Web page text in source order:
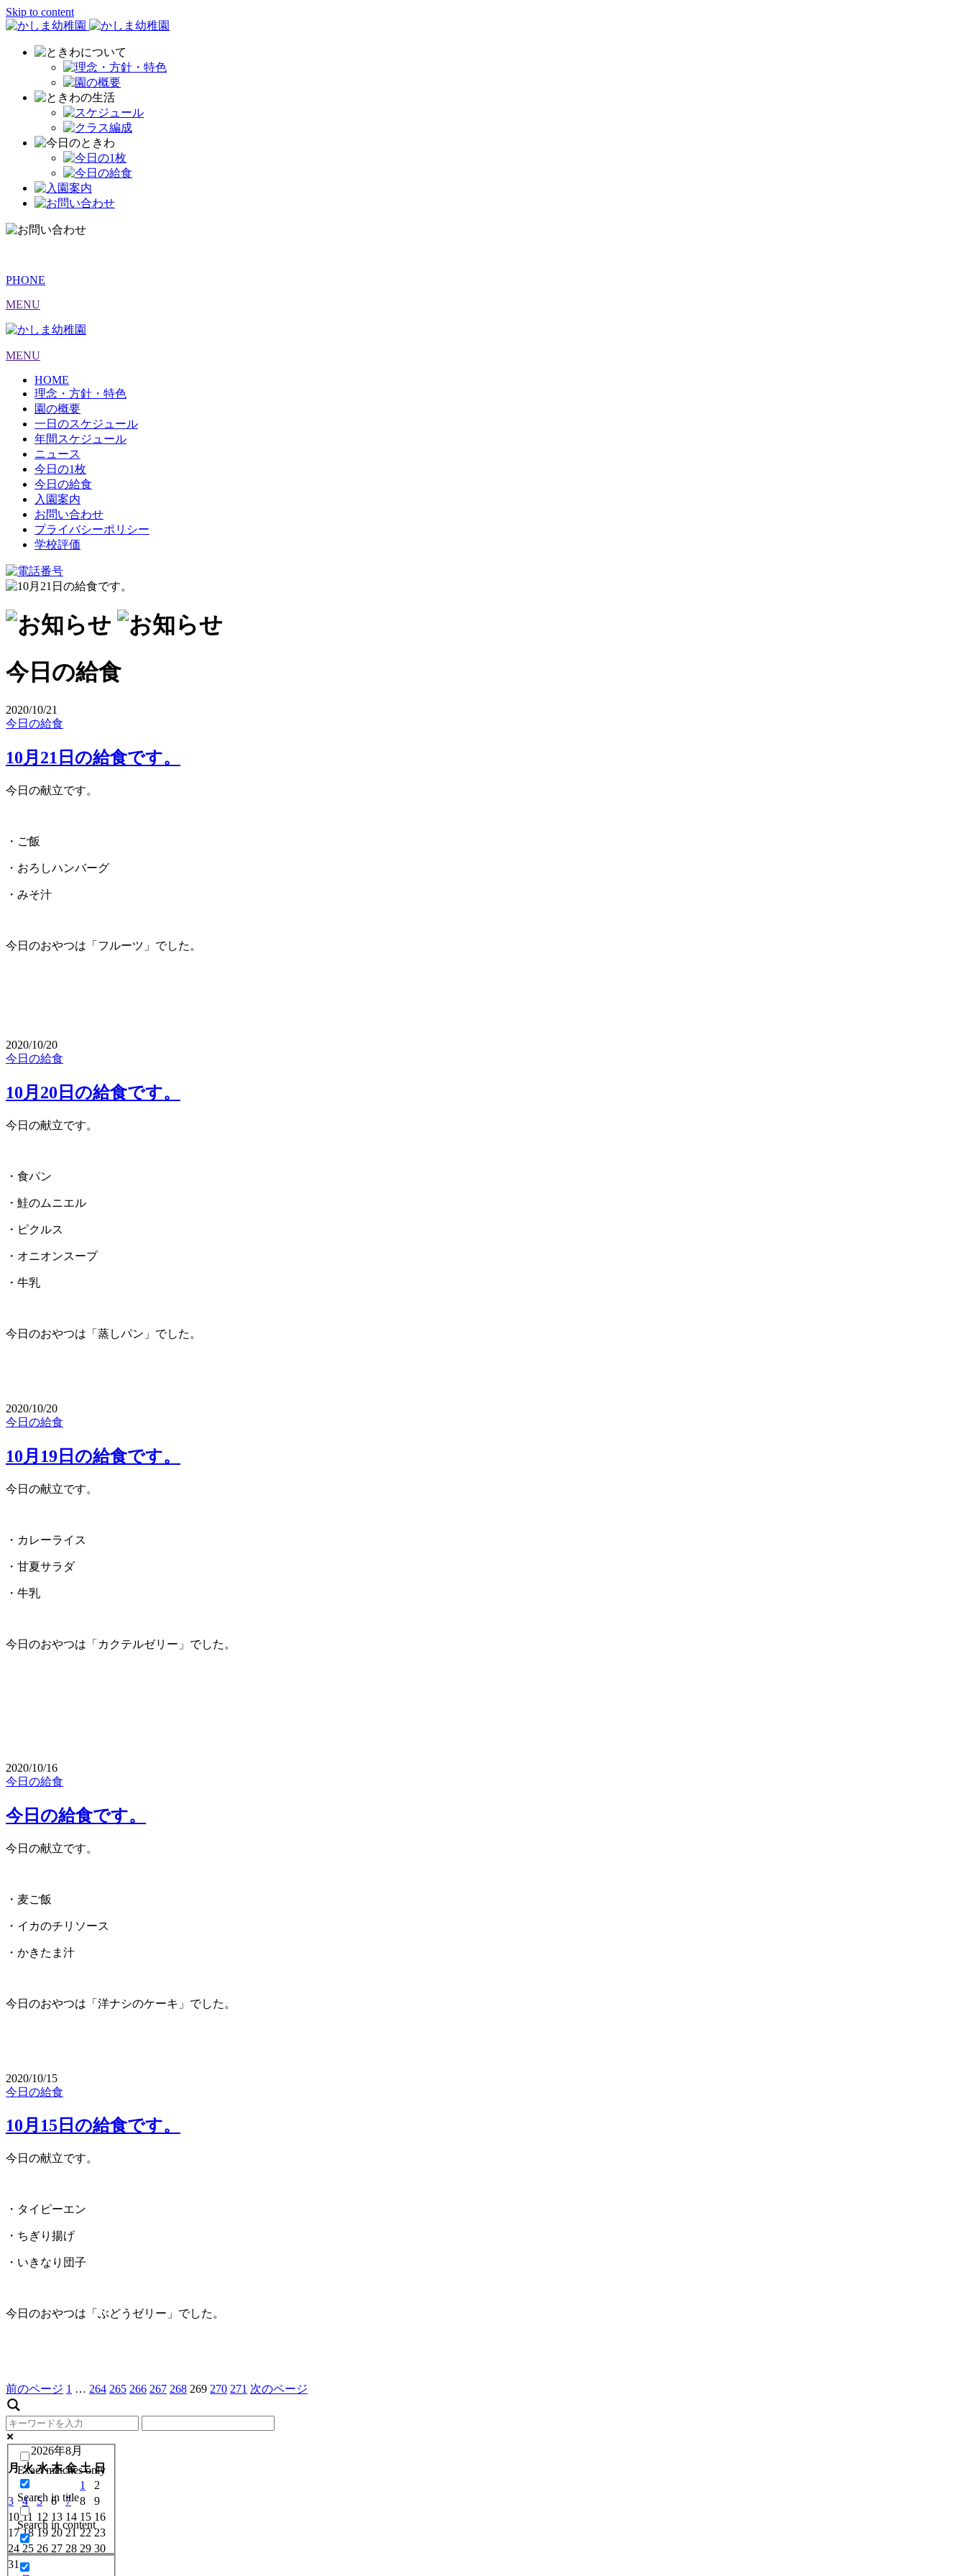
Skip to content
PHONE
MENU
MENU
HOME
理念・方針・特色
園の概要
一日のスケジュール
年間スケジュール
ニュース
今日の1枚
今日の給食
入園案内
お問い合わせ
プライバシーポリシー
学校評価
今日の給食
2020/10/21
今日の給食
10月21日の給食です。
今日の献立です。
・ご飯
・おろしハンバーグ
・みそ汁
今日のおやつは「フルーツ」でした。
2020/10/20
今日の給食
10月20日の給食です。
今日の献立です。
・食パン
・鮭のムニエル
・ピクルス
・オニオンスープ
・牛乳
今日のおやつは「蒸しパン」でした。
2020/10/20
今日の給食
10月19日の給食です。
今日の献立です。
・カレーライス
・甘夏サラダ
・牛乳
今日のおやつは「カクテルゼリー」でした。
2020/10/16
今日の給食
今日の給食です。
今日の献立です。
・麦ご飯
・イカのチリソース
・かきたま汁
今日のおやつは「洋ナシのケーキ」でした。
2020/10/15
今日の給食
10月15日の給食です。
今日の献立です。
・タイピーエン
・ちぎり揚げ
・いきなり団子
今日のおやつは「ぶどうゼリー」でした。
前のページ 1 … 264 265 266 267 268 269 270 271 次のページ
Exact matches only
Search in title
Search in content
2026年8月
月 火 水 木 金 土 日
1
2
3
4 5 6 7 8
9
10 11 12 13 14 15 16
17 18 19 20 21 22 23
24 25 26 27 28 29 30
31